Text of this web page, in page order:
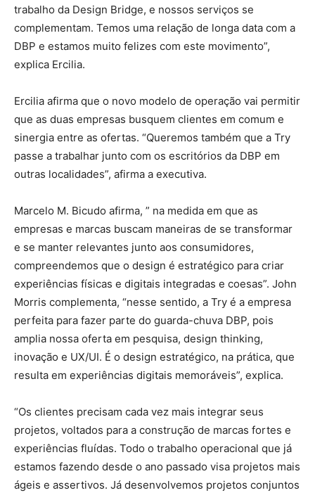
trabalho da Design Bridge, e nossos serviços se
complementam. Temos uma relação de longa data com a
DBP e estamos muito felizes com este movimento”,
explica Ercilia.
Ercilia afirma que o novo modelo de operação vai permitir
que as duas empresas busquem clientes em comum e
sinergia entre as ofertas. “Queremos também que a Try
passe a trabalhar junto com os escritórios da DBP em
outras localidades”, afirma a executiva.
Marcelo M. Bicudo afirma, ” na medida em que as
empresas e marcas buscam maneiras de se transformar
e se manter relevantes junto aos consumidores,
compreendemos que o design é estratégico para criar
experiências físicas e digitais integradas e coesas”. John
Morris complementa, “nesse sentido, a Try é a empresa
perfeita para fazer parte do guarda-chuva DBP, pois
amplia nossa oferta em pesquisa, design thinking,
inovação e UX/UI. É o design estratégico, na prática, que
resulta em experiências digitais memoráveis”, explica.
“Os clientes precisam cada vez mais integrar seus
projetos, voltados para a construção de marcas fortes e
experiências fluídas. Todo o trabalho operacional que já
estamos fazendo desde o ano passado visa projetos mais
ágeis e assertivos. Já desenvolvemos projetos conjuntos